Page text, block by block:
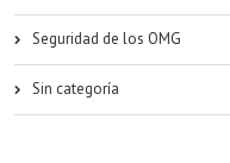
Seguridad de los OMG
Sin categoría